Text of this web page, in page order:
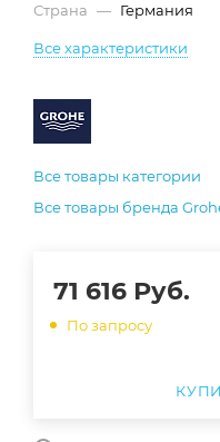
Страна — Германия
Все характеристики
Все товары категории
Все товары бренда
71 616 Руб.
По запросу